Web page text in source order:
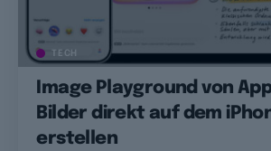
TECH
Image Playground von
Bilder direkt auf dem
erstellen